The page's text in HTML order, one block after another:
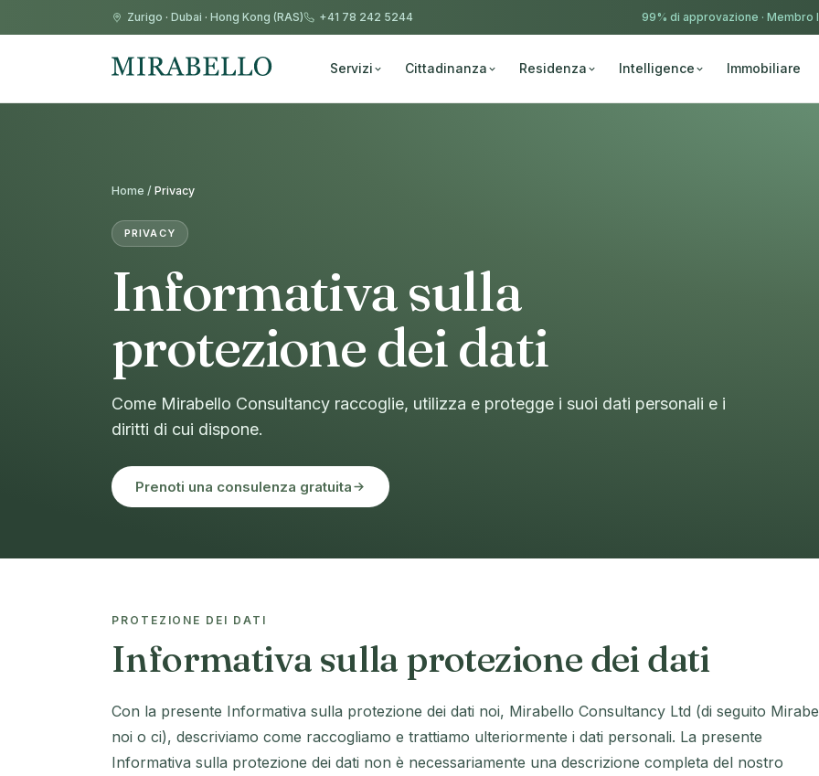
Zurigo · Dubai · Hong Kong (RAS) +41 78 242 5244 99% di approvazione · Membro
Servizi Cittadinanza Residenza Intelligence Immobiliare
Home / Privacy
PRIVACY
Informativa sulla
protezione dei dati
Come Mirabello Consultancy raccoglie, utilizza e protegge i suoi dati personali e i
diritti di cui dispone.
Prenoti una consulenza gratuita
PROTEZIONE DEI DATI
Informativa sulla protezione dei dati
Con la presente Informativa sulla protezione dei dati noi, Mirabello Consultancy Ltd (di seguito
noi o ci), descriviamo come raccogliamo e trattiamo ulteriormente i dati personali. La presente
Informativa sulla protezione dei dati non è necessariamente una descrizione completa del nostro